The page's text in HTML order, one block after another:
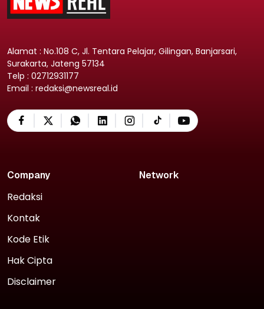
Alamat : No.108 C, Jl. Tentara Pelajar, Gilingan, Banjarsari,
Surakarta, Jateng 57134
Telp : 02712931177
Email : redaksi@newsreal.id
Company
Redaksi
Kontak
Kode Etik
Hak Cipta
Disclaimer
Network